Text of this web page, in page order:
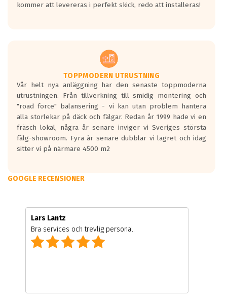
kommer att levereras i perfekt skick, redo att installeras!
TOPPMODERN UTRUSTNING
Vår helt nya anläggning har den senaste toppmoderna
utrustningen. Från tillverkning till smidig montering och
"road force" balansering - vi kan utan problem hantera
alla storlekar på däck och fälgar. Redan år 1999 hade vi en
fräsch lokal, några år senare inviger vi Sveriges största
fälg-showroom. Fyra år senare dubblar vi lagret och idag
sitter vi på närmare 4500 m2
GOOGLE RECENSIONER
Lars Lantz
Bra services och trevlig personal.